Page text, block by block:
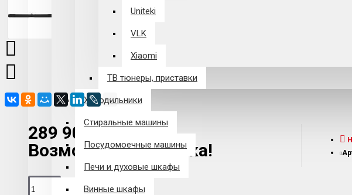
Uniteki
VLK
Xiaomi
ТВ тюнеры, приставки
Холодильники
Стиральные машины
Посудомоечные машины
Печи и духовые шкафы
Винные шкафы
289 900 р.
Возможна рассрочка!